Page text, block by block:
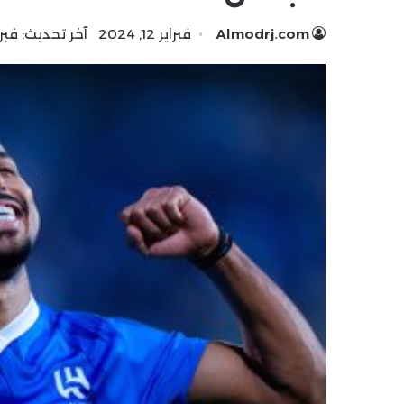
Almodrj.com فبراير 12, 2024 آخر تحديث: فبراير